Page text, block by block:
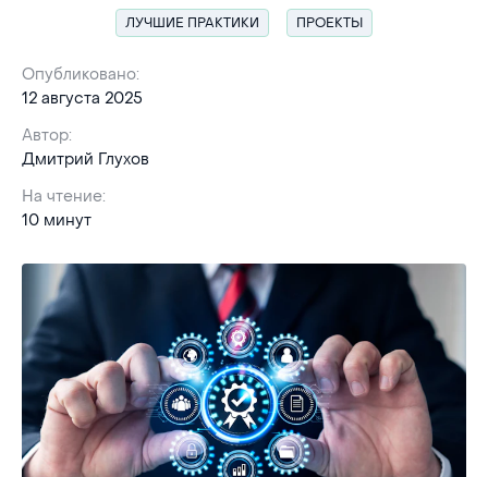
ЛУЧШИЕ ПРАКТИКИ ПРОЕКТЫ
Опубликовано:
12 августа 2025
Автор:
Дмитрий Глухов
На чтение:
10 минут